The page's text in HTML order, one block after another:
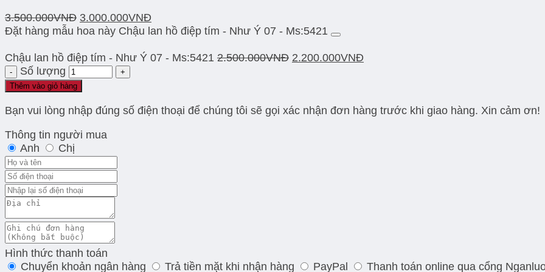
3.500.000VNĐ 3.000.000VNĐ
Đặt hàng mẫu hoa này Chậu lan hồ điệp tím - Như Ý 07 - Ms:5421
Chậu lan hồ điệp tím - Như Ý 07 - Ms:5421 2.500.000VNĐ 2.200.000VNĐ
Số lượng
Thêm vào giỏ hàng
Bạn vui lòng nhập đúng số điện thoại để chúng tôi sẽ gọi xác nhận đơn hàng trước khi giao hàng. Xin cảm ơn!
Thông tin người mua
Anh
Chị
Hình thức thanh toán
Chuyển khoản ngân hàng
Trả tiền mặt khi nhận hàng PayPal Thanh toán online qua cổng